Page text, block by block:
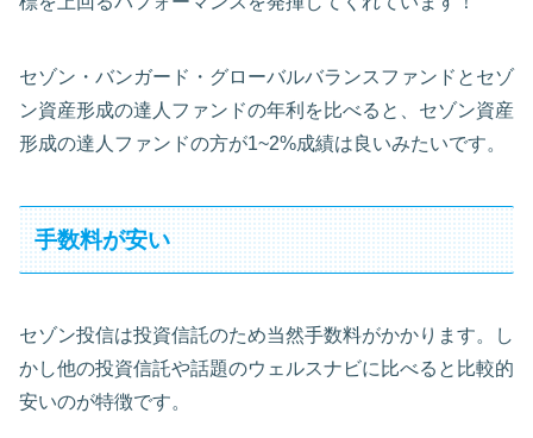
セゾン・バンガード・グローバルバランスファンドとセゾ
ン資産形成の達人ファンドの年利を比べると、セゾン資産
形成の達人ファンドの方が1~2%成績は良いみたいです。
手数料が安い
セゾン投信は投資信託のため当然手数料がかかります。し
かし他の投資信託や話題のウェルスナビに比べると比較的
安いのが特徴です。